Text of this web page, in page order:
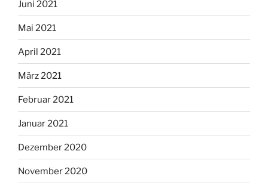
Juni 2021
Mai 2021
April 2021
März 2021
Februar 2021
Januar 2021
Dezember 2020
November 2020